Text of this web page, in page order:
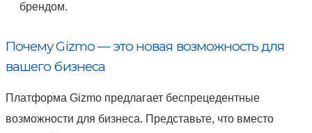
брендом.
Почему Gizmo — это новая возможность для
вашего бизнеса
Платформа Gizmo предлагает беспрецедентные
возможности для бизнеса. Представьте, что вместо